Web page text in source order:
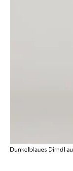
Dunkelblaues Dirndl